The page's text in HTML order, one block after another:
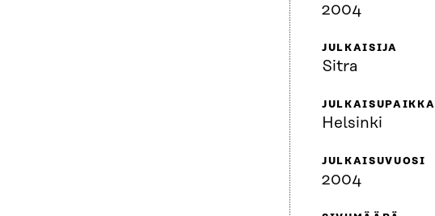
2004
JULKAISIJA
Sitra
JULKAISUPAIKKA
Helsinki
JULKAISUVUOSI
2004